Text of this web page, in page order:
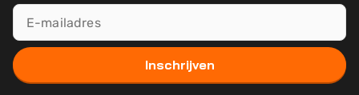
Inschrijven